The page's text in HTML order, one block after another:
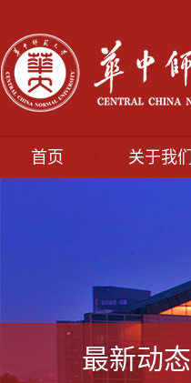
首页 关于我们
最新动态